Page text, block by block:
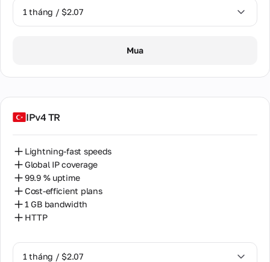
1 tháng / $2.07
Mua
IPv4 TR
Lightning-fast speeds
Global IP coverage
99.9 % uptime
Cost-efficient plans
1 GB bandwidth
HTTP
1 tháng / $2.07